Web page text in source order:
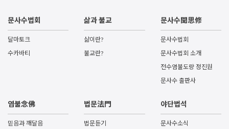
문사수법회
달마토크
수카바티
삶과 불교
삶이란?
불교란?
문사수聞思修
문사수법회
문사수법회 소개
전수염불도량 정진원
문사수 출판사
염불念佛
믿음과 깨달음
법문法門
법문듣기
야단법석
문사수소식